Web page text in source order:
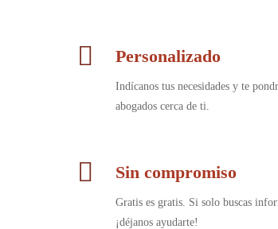
Personalizado
Indícanos tus necesidades y te
abogados cerca de ti.
Sin compromiso
Gratis es gratis. Si solo buscas
¡déjanos ayudarte!